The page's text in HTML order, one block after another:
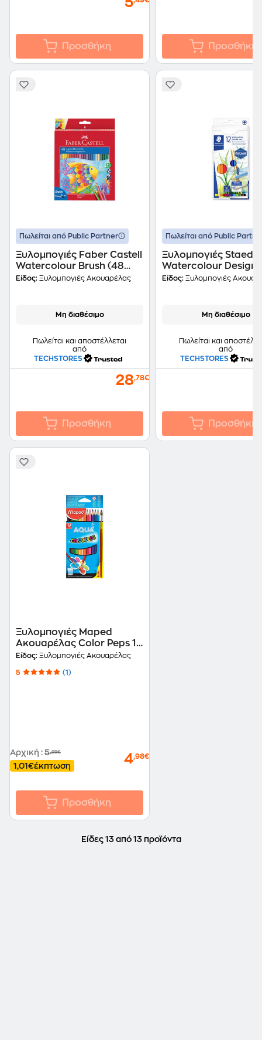
Προσθήκη Προσθήκη
Πωλείται από Public Partner
Ξυλομπογιές Faber Castell
Watercolour Brush (48
Τεμάχια)
Είδος: Ξυλομπογιές Ακουαρέλας
Μη διαθέσιμο
Πωλείται και αποστέλλεται
από
TECHSTORES
28,78€
Προσθήκη
Πωλείται από Public
Ξυλομπογιές
Watercolour Design
Journey (12 Τεμάχια)
Είδος: Ξυλομπογιές
Μη διαθέσιμο
Πωλείται και
από
TECHSTORES
Προσθήκη
Ξυλομπογιές Maped
Ακουαρέλας Color Peps 12
Τεμάχια
Είδος: Ξυλομπογιές Ακουαρέλας
5 (1)
Αρχική : 5,99€
1,01€έκπτωση 4,98€
Προσθήκη
Είδες 13 από 13 προϊόντα